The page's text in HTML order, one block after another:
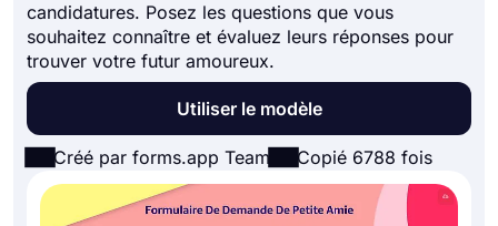
candidatures. Posez les questions que vous
souhaitez connaître et évaluez leurs réponses pour
trouver votre futur amoureux.
Utiliser le modèle
Créé par forms.app Team Copié 6788 fois